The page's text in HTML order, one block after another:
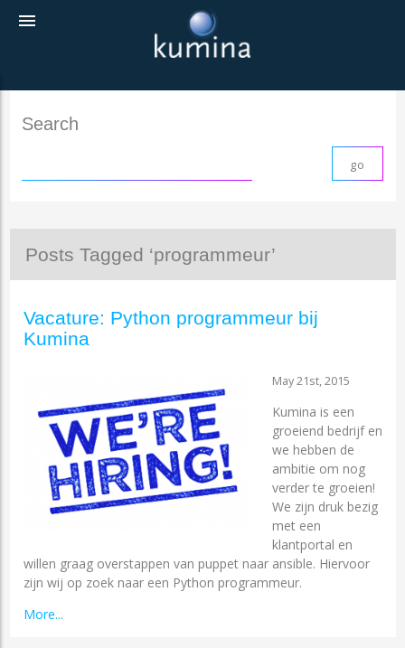
menu
Search
Posts Tagged ‘programmeur’
Vacature: Python programmeur bij
Kumina
May 21st, 2015
Kumina is een
groeiend bedrijf en
we hebben de
ambitie om nog
verder te groeien!
We zijn druk bezig
met een
klantportal en
willen graag overstappen van puppet naar ansible. Hiervoor
zijn wij op zoek naar een Python programmeur.
More...